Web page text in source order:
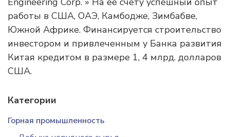
работы в США, ОАЭ, Камбодже, Зимбабве,
Южной Африке. Финансируется строительство
инвестором и привлеченным у Банка развития
Китая кредитом в размере 1, 4 млрд. долларов
США.
Категории
Горная промышленность